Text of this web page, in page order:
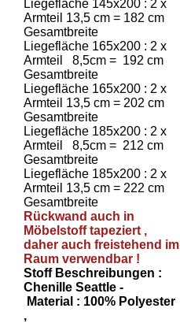
Liegefläche 145x200 : 2 x
Armteil 13,5 cm = 182 cm
Gesamtbreite
Liegefläche 165x200 : 2 x
Armteil 8,5cm = 192 cm
Gesamtbreite
Liegefläche 165x200 : 2 x
Armteil 13,5 cm = 202 cm
Gesamtbreite
Liegefläche 185x200 : 2 x
Armteil 8,5cm = 212 cm
Gesamtbreite
Liegefläche 185x200 : 2 x
Armteil 13,5 cm = 222 cm
Gesamtbreite
Rückwand auch in
Möbelstoff tapeziert ,
daher auch freistehend im
Raum verwendbar !
Stoff Beschreibungen :
Chenille Seattle -
Material : 100% Polyester
,